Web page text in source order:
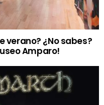
verano? ¿No sabes?
Amparo!